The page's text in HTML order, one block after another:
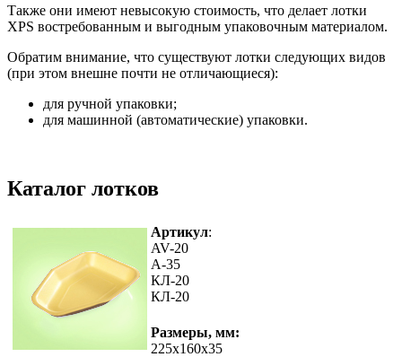
Также они имеют невысокую стоимость, что делает лотки
XPS востребованным и выгодным упаковочным материалом.
Обратим внимание, что существуют лотки следующих видов
(при этом внешне почти не отличающиеся):
для ручной упаковки;
для машинной (автоматические) упаковки.
Каталог лотков
Артикул:
AV-20
A-35
КЛ-20
КЛ-20
Размеры, мм:
225x160x35